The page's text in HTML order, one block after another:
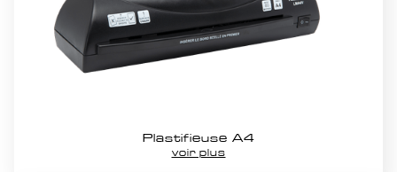
Plastifieuse A4
voir plus